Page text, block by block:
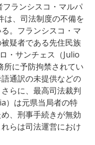
ランシスコ・マルパ
は、司法制度の不備を
。フランシスコ・マ
疑者である先住民族
・サンチェス（Julio
に予防拘禁されてい
通訳の未提供などの
らに、最高司法裁判
）は元県当局者の特
、刑事手続きが無効
らは司法運営におけ